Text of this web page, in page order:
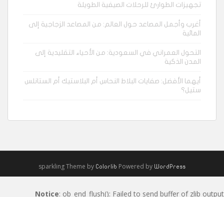
تجهيزات الطوارئ للرحلات الصيفية الطويلة
أغرب وأجمل المصاعد حول العالم: من المصاعد الزجاجية إلى
المائية
التحول العمراني في السعودية: من الأحياء التقليدية إلى
المدن الذكية
أيهما الأفضل: صفايات البلاط النحاس أم البلاستيك أم الستانلس
ستيل؟
sparkling Theme by Colorlib Powered by WordPress
Notice: ob_end_flush(): Failed to send buffer of zlib output